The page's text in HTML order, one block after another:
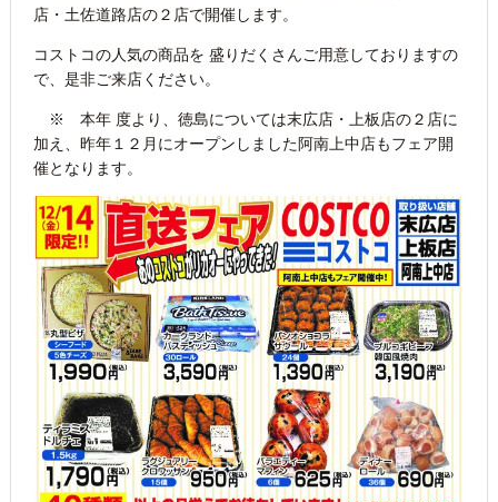
店・土佐道路店の２店で開催します。
コストコの人気の商品を 盛りだくさんご用意しておりますの
で、是非ご来店ください。
※ 本年 度より、徳島については末広店・上板店の２店に
加え、昨年１２月にオープンしました阿南上中店もフェア開
催となります。